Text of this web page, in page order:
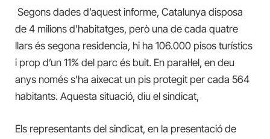
Segons dades d’aquest informe, Catalunya disposa
de 4 milions d’habitatges, però una de cada quatre
llars és segona residencia, hi ha 106.000 pisos turístics
i prop d’un 11% del parc és buit. En paral·lel, en deu
anys només s’ha aixecat un pis protegit per cada 564
habitants. Aquesta situació, diu el sindicat,
Els representants del sindicat, en la presentació de